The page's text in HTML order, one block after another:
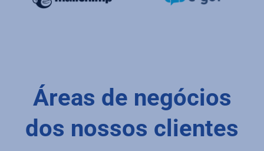
Áreas de negócios
dos nossos clientes